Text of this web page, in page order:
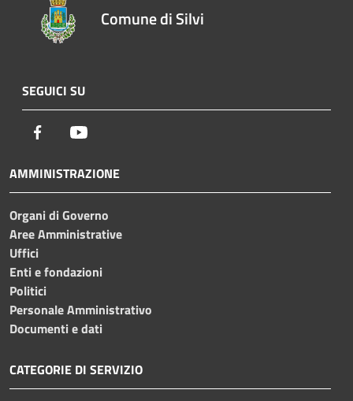
Comune di Silvi
SEGUICI SU
Facebook
AMMINISTRAZIONE
Organi di Governo
Aree Amministrative
Uffici
Enti e fondazioni
Politici
Personale Amministrativo
Documenti e dati
CATEGORIE DI SERVIZIO